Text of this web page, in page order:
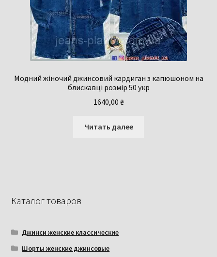
Модний жіночий джинсовий кардиган з капюшоном на
блискавці розмір 50 укр
1640,00 ₴
Читать далее
Каталог товаров
Джинси женские классические
Шорты женские джинсовые